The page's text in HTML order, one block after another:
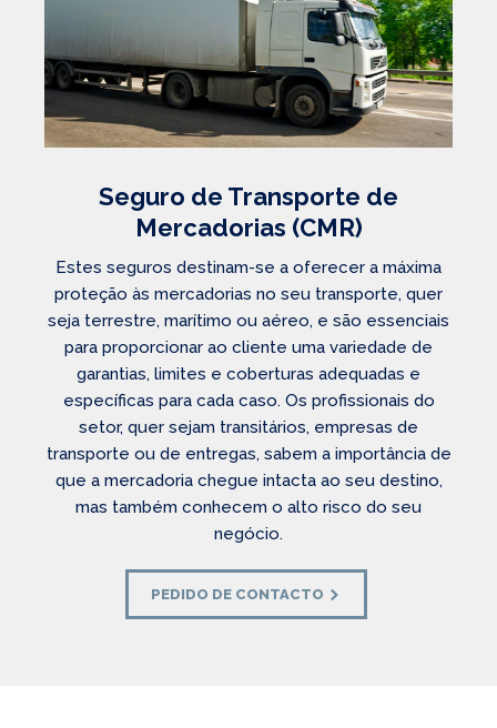
Seguro de Transporte de
Mercadorias (CMR)
Estes seguros destinam-se a oferecer a máxima
proteção às mercadorias no seu transporte, quer
seja terrestre, marítimo ou aéreo, e são essenciais
para proporcionar ao cliente uma variedade de
garantias, limites e coberturas adequadas e
específicas para cada caso. Os profissionais do
setor, quer sejam transitários, empresas de
transporte ou de entregas, sabem a importância de
que a mercadoria chegue intacta ao seu destino,
mas também conhecem o alto risco do seu
negócio.
PEDIDO DE CONTACTO